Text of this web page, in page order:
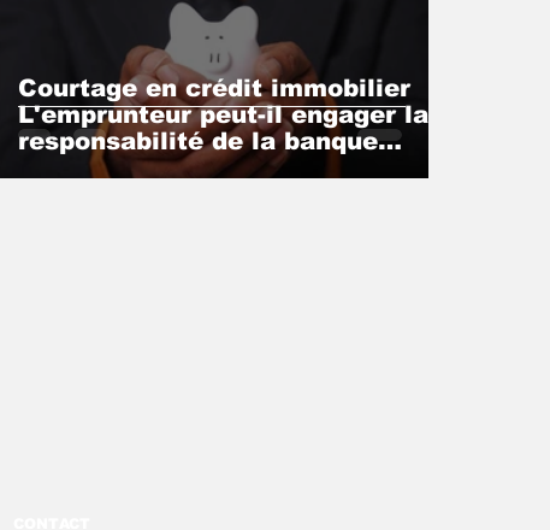
Courtage en crédit immobilier
L'emprunteur peut-il engager la
responsabilité de la banque
plutôt que celle du courtier?